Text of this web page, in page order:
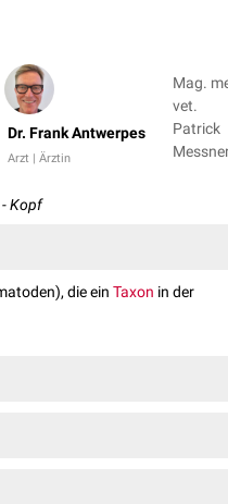
Dr. Frank Antwerpes
Arzt | Ärztin
Mag.
vet.
Patrick
Kopf
die ein Taxon in der